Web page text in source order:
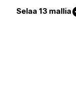
Selaa 13 mallia